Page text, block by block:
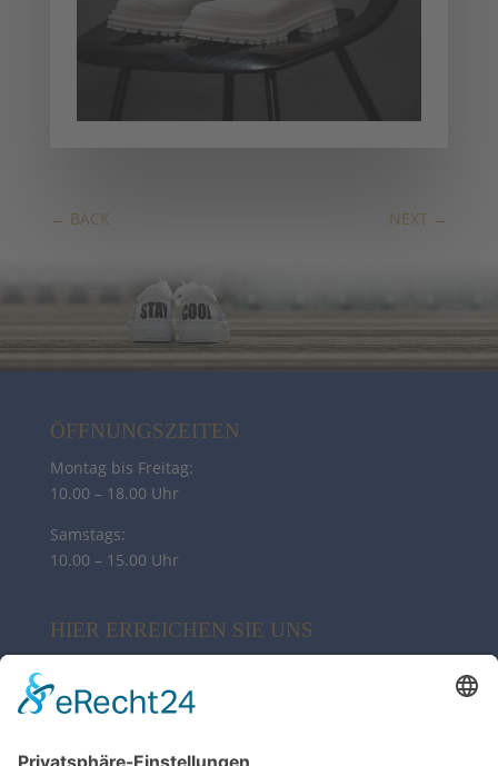
← BACK NEXT →
ÖFFNUNGSZEITEN
Montag bis Freitag:
10.00 – 18.00 Uhr
Samstags:
10.00 – 15.00 Uhr
HIER ERREICHEN SIE UNS
Poststr. 10 | 21244 Buchholz
info@syltcollection.de